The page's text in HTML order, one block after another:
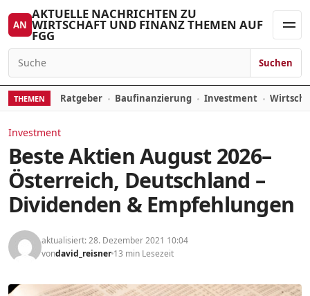
Zum Inhalt springen
AN
AKTUELLE NACHRICHTEN ZU
WIRTSCHAFT UND FINANZ THEMEN AUF
FGG
Suchen nach:
Suchen
THEMEN Ratgeber Baufinanzierung Investment
Investment
Beste Aktien August 2026–
Österreich, Deutschland –
Dividenden & Empfehlungen
aktualisiert: 28. Dezember 2021 10:04
vondavid_reisner 13 min Lesezeit